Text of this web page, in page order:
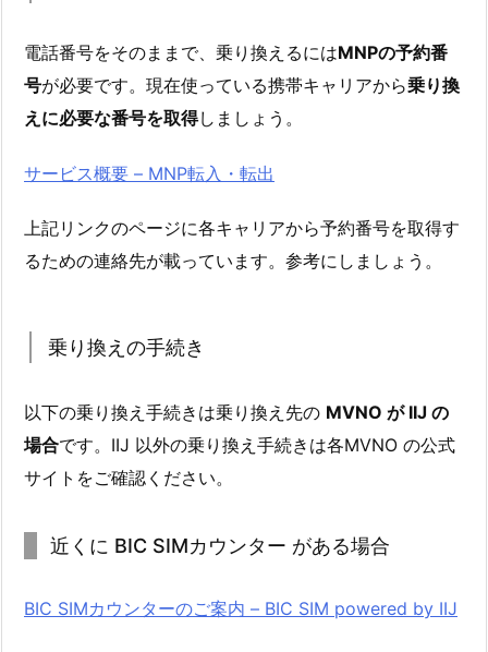
電話番号をそのままで、乗り換えるにはMNPの予約番
号が必要です。現在使っている携帯キャリアから乗り換
えに必要な番号を取得しましょう。
サービス概要 – MNP転入・転出
上記リンクのページに各キャリアから予約番号を取得す
るための連絡先が載っています。参考にしましょう。
乗り換えの手続き
以下の乗り換え手続きは乗り換え先の MVNO が IIJ の
場合です。IIJ 以外の乗り換え手続きは各MVNO の公式
サイトをご確認ください。
近くに BIC SIMカウンター がある場合
BIC SIMカウンターのご案内 – BIC SIM powered by IIJ